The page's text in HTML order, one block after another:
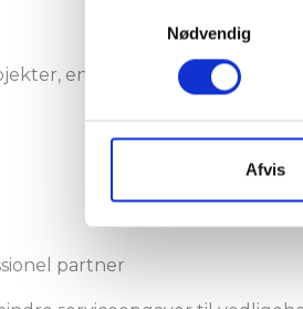
Nødvendig
Afvis
energioptimering,
partner